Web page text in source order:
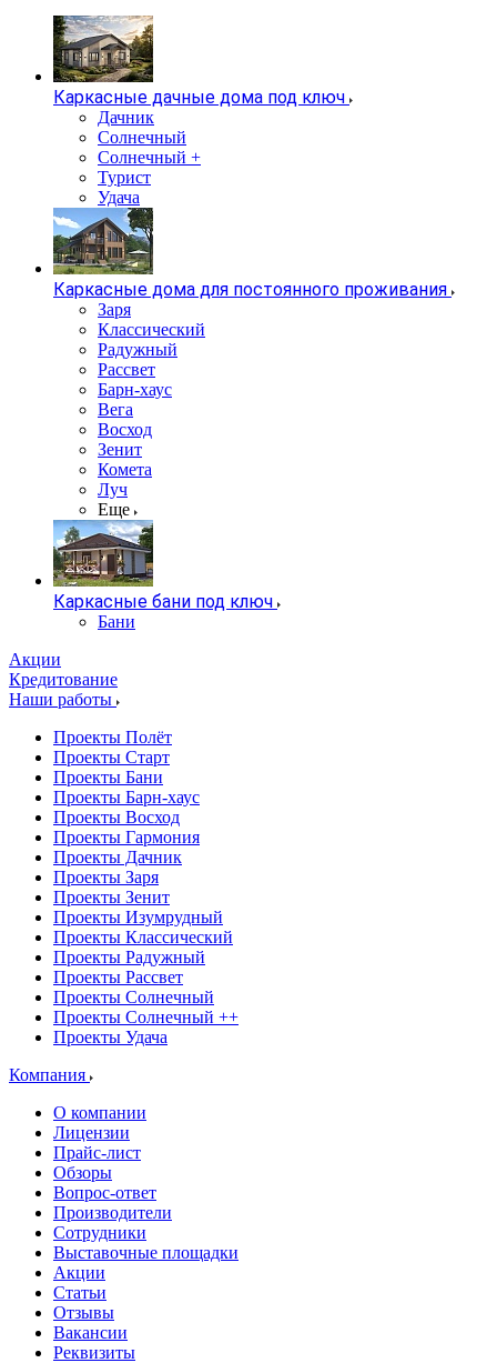
Каркасные дачные дома под ключ
Дачник
Солнечный
Солнечный +
Турист
Удача
Каркасные дома для постоянного проживания
Заря
Классический
Радужный
Рассвет
Барн-хаус
Вега
Восход
Зенит
Комета
Луч
Еще
Каркасные бани под ключ
Бани
Акции
Кредитование
Наши работы
Проекты Полёт
Проекты Старт
Проекты Бани
Проекты Барн-хаус
Проекты Восход
Проекты Гармония
Проекты Дачник
Проекты Заря
Проекты Зенит
Проекты Изумрудный
Проекты Классический
Проекты Радужный
Проекты Рассвет
Проекты Солнечный
Проекты Солнечный ++
Проекты Удача
Компания
О компании
Лицензии
Прайс-лист
Обзоры
Вопрос-ответ
Производители
Сотрудники
Выставочные площадки
Акции
Статьи
Отзывы
Вакансии
Реквизиты